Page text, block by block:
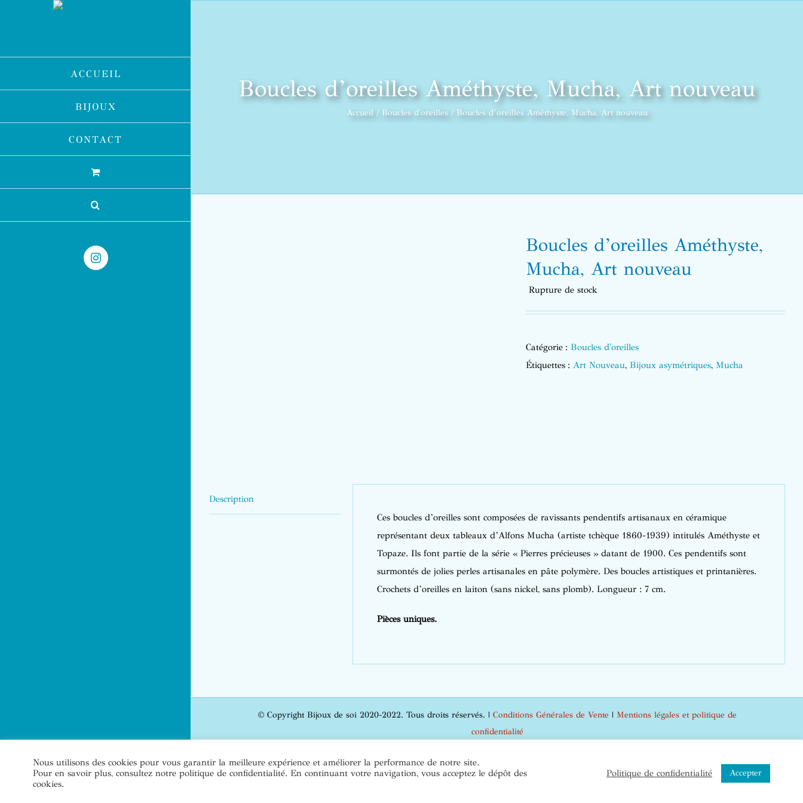
ACCUEIL
BIJOUX
CONTACT
Instagram
Boucles d’oreilles Améthyste, Mucha, Art nouveau
Accueil Boucles d'oreilles Boucles d’oreilles Améthyste, Mucha, Art nouveau
Boucles d’oreilles Améthyste,
Mucha, Art nouveau
Rupture de stock
Catégorie : Boucles d'oreilles
Étiquettes : Art Nouveau, Bijoux asymétriques, Mucha
Description
Ces boucles d’oreilles sont composées de ravissants pendentifs artisanaux en céramique
représentant deux tableaux d’Alfons Mucha (artiste tchèque 1860-1939) intitulés Améthyste et
Topaze. Ils font partie de la série « Pierres précieuses » datant de 1900. Ces pendentifs sont
surmontés de jolies perles artisanales en pâte polymère. Des boucles artistiques et printanières.
Crochets d’oreilles en laiton (sans nickel, sans plomb). Longueur : 7 cm.
Pièces uniques.
© Copyright Bijoux de soi 2020-2022. Tous droits réservés. | Conditions Générales de Vente | Mentions légales et politique de
confidentialité
Instagram
Nous utilisons des cookies pour vous garantir la meilleure expérience et améliorer la performance de notre site.
Pour en savoir plus, consultez notre politique de confidentialité. En continuant votre navigation, vous acceptez le dépôt des
cookies.
Politique de confidentialité Accepter